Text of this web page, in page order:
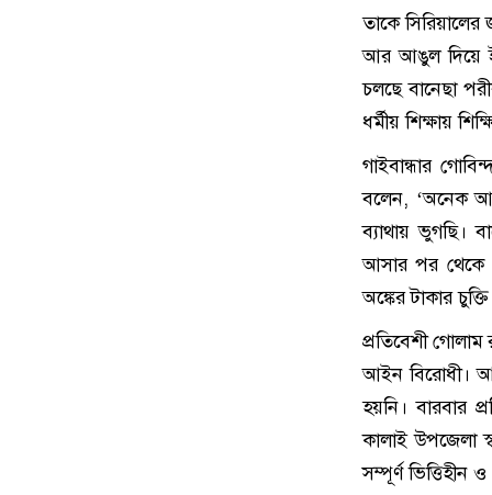
তাকে
আর আঙুল দিয়ে
চলছে বানেছা
ধর্মীয় শিক্ষায়
গাইবান্ধার
বলেন, ‘অনেক
ব্যাথায় ভুগছি।
আসার পর থেকে
অঙ্কের টাকার
প্রতিবেশী
আইন বিরোধী।
হয়নি। বারবার
কালাই উপজেলা
সম্পূর্ণ ভিত্তিহীন